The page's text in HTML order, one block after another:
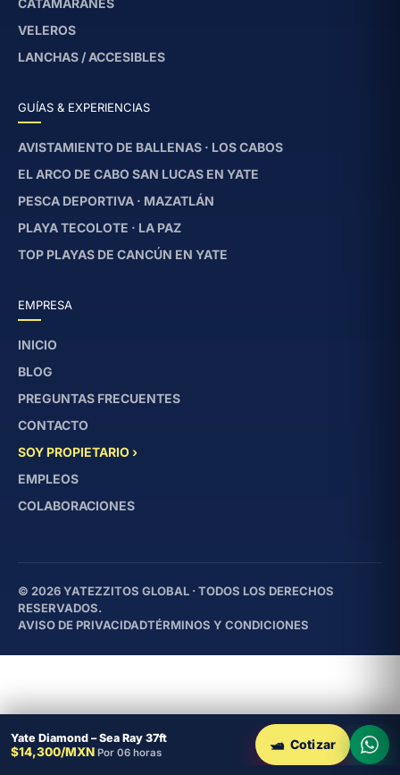
CATAMARANES
VELEROS
LANCHAS / ACCESIBLES
GUÍAS & EXPERIENCIAS
AVISTAMIENTO DE BALLENAS · LOS CABOS
EL ARCO DE CABO SAN LUCAS EN YATE
PESCA DEPORTIVA · MAZATLÁN
PLAYA TECOLOTE · LA PAZ
TOP PLAYAS DE CANCÚN EN YATE
EMPRESA
INICIO
BLOG
PREGUNTAS FRECUENTES
CONTACTO
SOY PROPIETARIO ›
EMPLEOS
COLABORACIONES
© 2026 YATEZZITOS GLOBAL · TODOS LOS DERECHOS
RESERVADOS.
AVISO DE PRIVACIDADTÉRMINOS Y CONDICIONES
Yate Diamond – Sea Ray 37ft
$14,300/MXN Por 06 horas 🛥